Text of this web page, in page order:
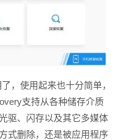
，使用起来也十分简单，
支持从各种储存介质
驱、闪存以及其它多媒体
式删除，还是被应用程序